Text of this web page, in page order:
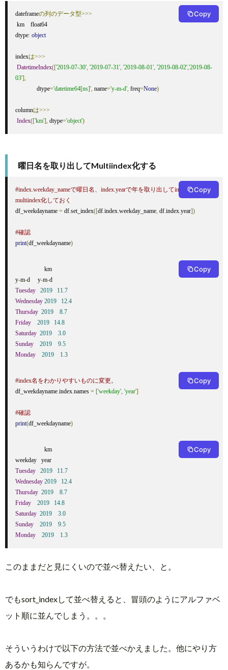
dateframeの列のデータ型>>>
dtype: object
indexは>>>
DatetimeIndex(['2019-07-30', '2019-07-31', '2019-08-01', '2019-08-02','2019-08-
03'],
              dtype
='datetime64[ns]', name='y-m-d', freq=None)
columnは>>>
Index(['km'], dtype='object')
Copy
曜日名を取り出してMultiindex化する
#index.weekday_nameで曜日名、index.yearで年を取り出してindexとし、
multiindex化しておく
df_weekdayname = df.set_index([df.index.weekday_name, df.index.year])
#確認
print(df_weekdayname)
Copy
y-m-d     y-m-
Tuesday
2019
11.7
Wednesday 2019
12.4
Thursday 2019
8.7
Friday
2019
14.8
Saturday 2019
3.0
Sunday
2019
9.5
Monday
2019 1.3
Copy
#index名をわかりやすいものに変更。
df_weekdayname.index.names = ['weekday', 'year']
#確認
print(df_weekdayname)
Copy
Tuesday
2019
11.7
Wednesday 2019
12.4
Thursday 2019
8.7
Friday
2019
14.8
Saturday 2019
3.0
Sunday
2019
9.5
Monday
2019 1.3
Copy
このままだと見にくいので並べ替えたい、と。
でもsort_indexして並べ替えると、冒頭のようにアルファベ
ット順に並んでしまう。。。
そういうわけで以下の方法で並べかえました。他にやり方
あるかも知らんですが。